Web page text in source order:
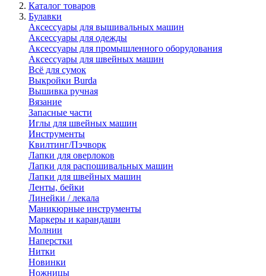
Каталог товаров
Булавки
Аксессуары для вышивальных машин
Аксессуары для одежды
Аксессуары для промышленного оборудования
Аксессуары для швейных машин
Всё для сумок
Выкройки Burda
Вышивка ручная
Вязание
Запасные части
Иглы для швейных машин
Инструменты
Квилтинг/Пэчворк
Лапки для оверлоков
Лапки для распошивальных машин
Лапки для швейных машин
Ленты, бейки
Линейки / лекала
Маникюрные инструменты
Маркеры и карандаши
Молнии
Наперстки
Нитки
Новинки
Ножницы